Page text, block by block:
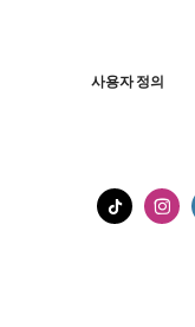
사용자 정의